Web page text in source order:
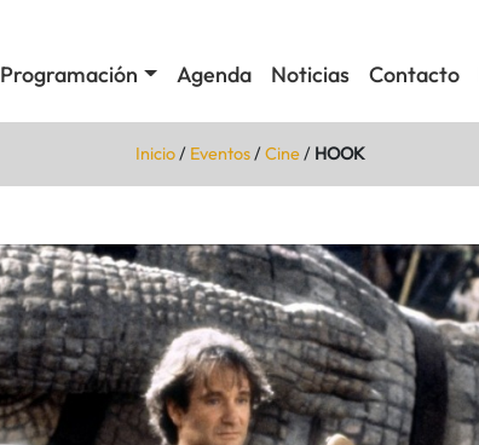
Programación Agenda Noticias Contacto
Inicio/ Eventos/Cine/ HOOK